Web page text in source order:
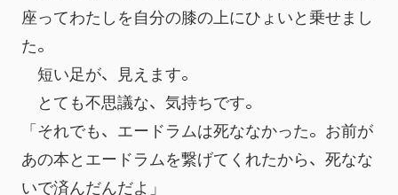
座ってわたしを自分の膝の上にひょいと乗せまし
た。
短い足が、見えます。
とても不思議な、気持ちです。
「それでも、エードラムは死ななかった。お前が
あの本とエードラムを繋げてくれたから、死なな
いで済んだんだよ」